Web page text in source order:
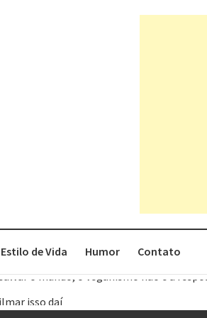
Estilo de Vida Humor Contato